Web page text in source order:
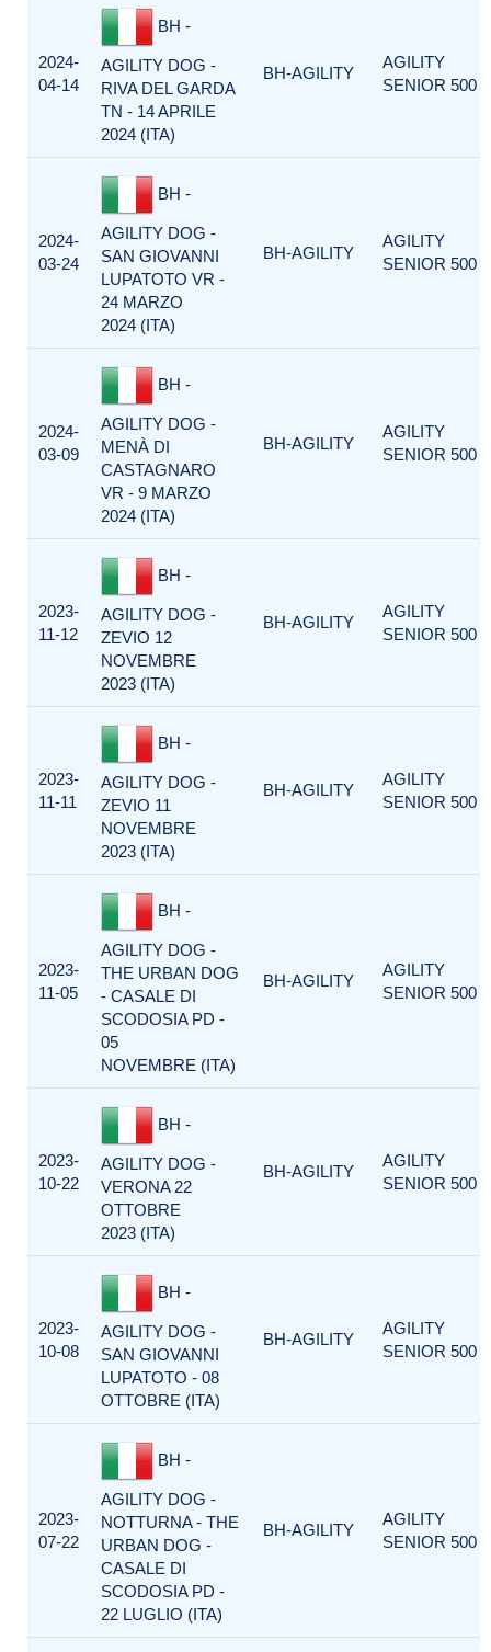
2024-
04-14
BH -
AGILITY DOG -
RIVA DEL GARDA
TN - 14 APRILE
2024 (ITA)
BH-AGILITY
AGILITY
SENIOR 500
2024-
03-24
BH -
AGILITY DOG -
SAN GIOVANNI
LUPATOTO VR -
24 MARZO
2024 (ITA)
BH-AGILITY
AGILITY
SENIOR 500
2024-
03-09
BH -
AGILITY DOG -
MENÀ DI
CASTAGNARO
VR - 9 MARZO
2024 (ITA)
BH-AGILITY
AGILITY
SENIOR 500
2023-
11-12
BH -
AGILITY DOG -
ZEVIO 12
NOVEMBRE
2023 (ITA)
BH-AGILITY
AGILITY
SENIOR 500
2023-
11-11
BH -
AGILITY DOG -
ZEVIO 11
NOVEMBRE
2023 (ITA)
BH-AGILITY
AGILITY
SENIOR 500
2023-
11-05
BH -
AGILITY DOG -
THE URBAN DOG
- CASALE DI
SCODOSIA PD -
05
NOVEMBRE (ITA)
BH-AGILITY
AGILITY
SENIOR 500
2023-
10-22
BH -
AGILITY DOG -
VERONA 22
OTTOBRE
2023 (ITA)
BH-AGILITY
AGILITY
SENIOR 500
2023-
10-08
BH -
AGILITY DOG -
SAN GIOVANNI
LUPATOTO - 08
OTTOBRE (ITA)
BH-AGILITY
AGILITY
SENIOR 500
2023-
07-22
BH -
AGILITY DOG -
NOTTURNA - THE
URBAN DOG -
CASALE DI
SCODOSIA PD -
22 LUGLIO (ITA)
BH-AGILITY
AGILITY
SENIOR 500